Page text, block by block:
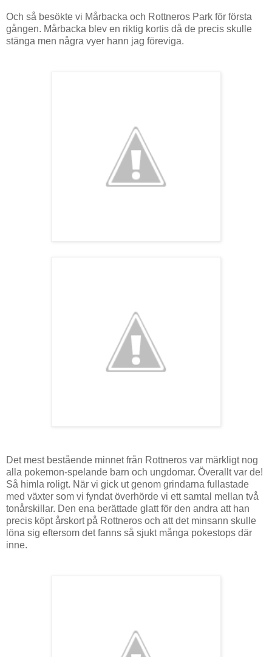
Och så besökte vi Mårbacka och Rottneros Park för första
gången. Mårbacka blev en riktig kortis då de precis skulle
stänga men några vyer hann jag föreviga.
Det mest bestående minnet från Rottneros var märkligt nog
alla pokemon-spelande barn och ungdomar. Överallt var de!
Så himla roligt. När vi gick ut genom grindarna fullastade
med växter som vi fyndat överhörde vi ett samtal mellan två
tonårskillar. Den ena berättade glatt för den andra att han
precis köpt årskort på Rottneros och att det minsann skulle
löna sig eftersom det fanns så sjukt många pokestops där
inne.